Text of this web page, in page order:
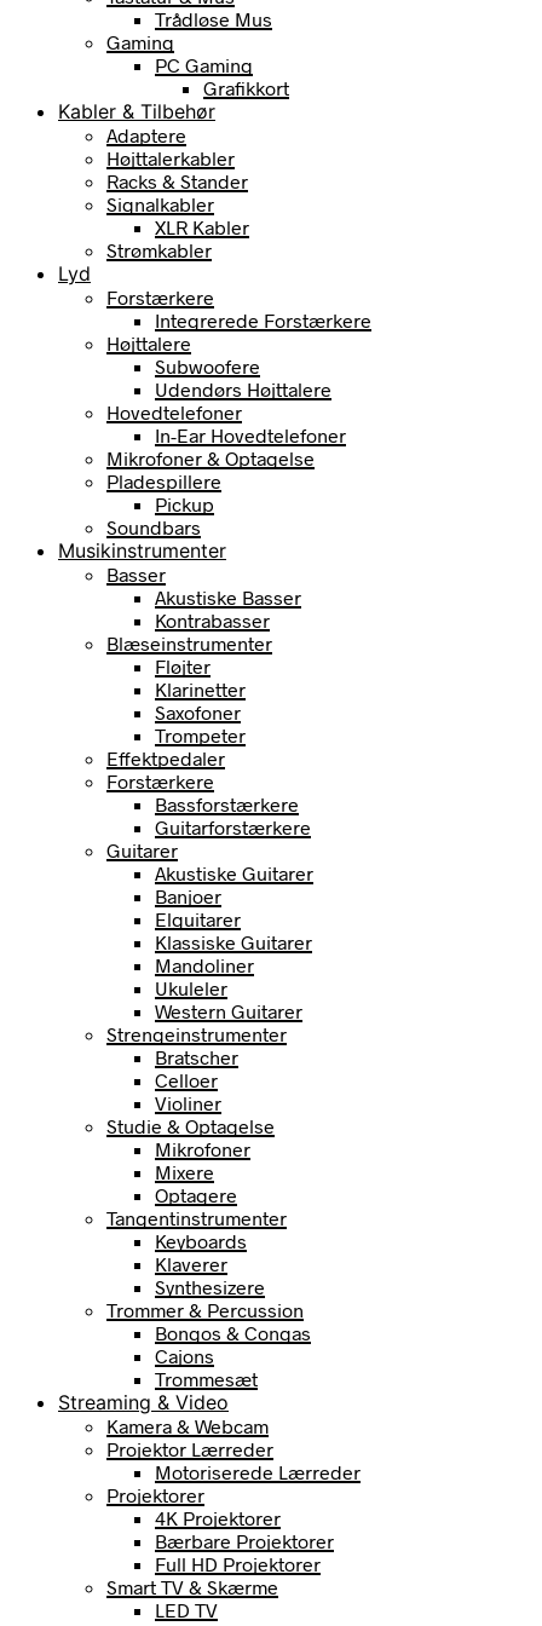
Trådløse Mus
Gaming
PC Gaming
Grafikkort
Kabler & Tilbehør
Adaptere
Højttalerkabler
Racks & Stander
Signalkabler
XLR Kabler
Strømkabler
Lyd
Forstærkere
Integrerede Forstærkere
Højttalere
Subwoofere
Udendørs Højttalere
Hovedtelefoner
In-Ear Hovedtelefoner
Mikrofoner & Optagelse
Pladespillere
Pickup
Soundbars
Musikinstrumenter
Basser
Akustiske Basser
Kontrabasser
Blæseinstrumenter
Fløjter
Klarinetter
Saxofoner
Trompeter
Effektpedaler
Forstærkere
Bassforstærkere
Guitarforstærkere
Guitarer
Akustiske Guitarer
Banjoer
Elguitarer
Klassiske Guitarer
Mandoliner
Ukuleler
Western Guitarer
Strengeinstrumenter
Bratscher
Celloer
Violiner
Studie & Optagelse
Mikrofoner
Mixere
Optagere
Tangentinstrumenter
Keyboards
Klaverer
Synthesizere
Trommer & Percussion
Bongos & Congas
Cajons
Trommesæt
Streaming & Video
Kamera & Webcam
Projektor Lærreder
Motoriserede Lærreder
Projektorer
4K Projektorer
Bærbare Projektorer
Full HD Projektorer
Smart TV & Skærme
LED TV